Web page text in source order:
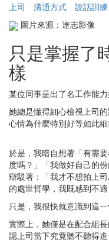
上司
溝通方式
說話訓練
圖片來源：達志影像
只是掌握了
樣
某位同事是出了名工作能力
她總是懂得細心檢視上司
心情為什麼特別好等如此細
於是，我暗自想著「有需
度嗎？」「我做好自己的
辯駁著：「我才不想拍上
的處世哲學，我既感到不
只是，我很快就意識到這
實際上，她僅是在配合組
認上司當下究竟聽不聽得